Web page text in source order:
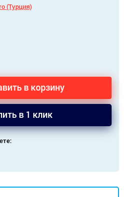
(Турция)
в корзину
в 1 клик